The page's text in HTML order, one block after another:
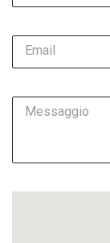
Email
Messaggio